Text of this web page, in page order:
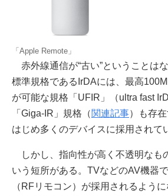
「Apple Remote」
赤外線通信が“古い”ということは
標準規格であるIrDAには、最高
が可能な規格「UFIR」（ultra fast
「Giga-IR」規格（関連記事）も存
はじめ多くのデバイスに採用されて
しかし、指向性が高く不透明なも
いう短所がある。TVなどのAV機器
（RFリモコン）が採用されるよう